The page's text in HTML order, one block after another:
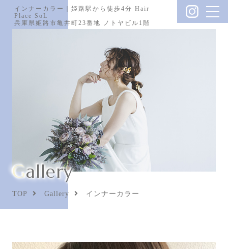
インナーカラー｜姫路駅から徒歩4分 Hair
Place SoL
兵庫県姫路市亀井町23番地 ノトヤビル1階
Gallery
TOP Gallery インナーカラー